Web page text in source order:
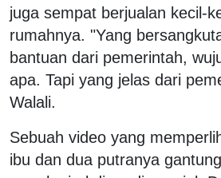
juga sempat berjualan kecil-
rumahnya. "Yang
bantuan dari pemerintah,
apa. Tapi yang jelas dari
Walali.
Sebuah video yang
ibu dan dua putranya